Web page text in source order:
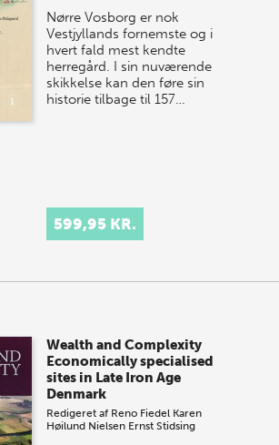
Nørre Vosborg er nok
Vestjyllands fornemste og i
hvert fald mest kendte
herregård. I sin nuværende
skikkelse kan den føre sin
historie tilbage til 157…
599,95 KR.
Wealth and Complexity
Economically specialised
sites in Late Iron Age
Denmark
Redigeret af Reno Fiedel Karen
Høilund Nielsen Ernst Stidsing